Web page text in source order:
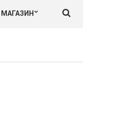
МАГАЗИН